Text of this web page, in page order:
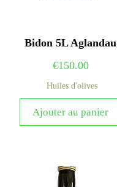
Bidon 5L Aglandau
€150.00
Huiles d'olives
Ajouter au panier